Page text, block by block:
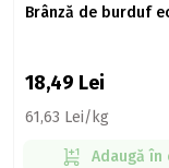
Brânză de burduf
18,49 Lei
61,63 Lei/kg
Adaugă în